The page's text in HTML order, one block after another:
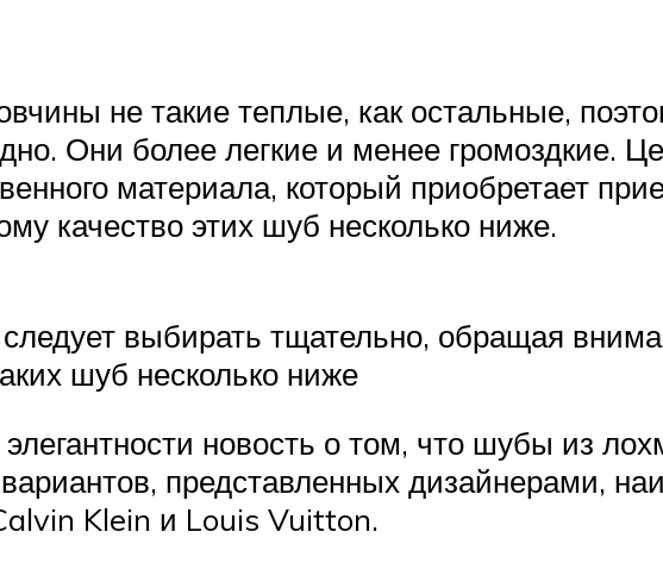
не такие теплые, как остальные,
Они более легкие и менее громоздкие.
материала, который приобретает
качество этих шуб несколько ниже.
выбирать тщательно, обращая
шуб несколько ниже
новость о том, что шубы из
представленных дизайнерами,
Klein и Louis Vuitton.